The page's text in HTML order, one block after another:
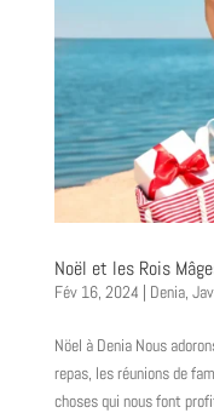
Noël et les Rois
Fév 16, 2024 | Denia,
Nöel à Denia Nous
repas, les réunions de
choses qui nous font